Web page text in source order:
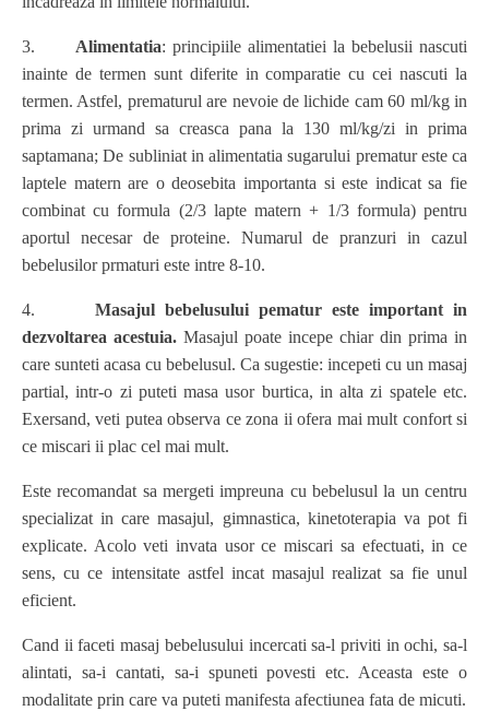
3. Alimentatia: principiile alimentatiei la bebelusii nascuti
inainte de termen sunt diferite in comparatie cu cei nascuti la
termen. Astfel, prematurul are nevoie de lichide cam 60 ml/kg in
prima zi urmand sa creasca pana la 130 ml/kg/zi in prima
saptamana; De subliniat in alimentatia sugarului prematur este ca
laptele matern are o deosebita importanta si este indicat sa fie
combinat cu formula (2/3 lapte matern + 1/3 formula) pentru
aportul necesar de proteine. Numarul de pranzuri in cazul
bebelusilor prmaturi este intre 8-10.
4.
Masajul bebelusului pematur este important in
dezvoltarea acestuia. Masajul poate incepe chiar din prima in
care sunteti acasa cu bebelusul. Ca sugestie: incepeti cu un masaj
partial, intr-o zi puteti masa usor burtica, in alta zi spatele etc.
Exersand, veti putea observa ce zona ii ofera mai mult confort si
ce miscari ii plac cel mai mult.
Este recomandat sa mergeti impreuna cu bebelusul la un centru
specializat in care masajul, gimnastica, kinetoterapia va pot fi
explicate. Acolo veti invata usor ce miscari sa efectuati, in ce
sens, cu ce intensitate astfel incat masajul realizat sa fie unul
eficient.
Cand ii faceti masaj bebelusului incercati sa-l priviti in ochi, sa-l
alintati, sa-i cantati, sa-i spuneti povesti etc. Aceasta este o
modalitate prin care va puteti manifesta afectiunea fata de micuti.